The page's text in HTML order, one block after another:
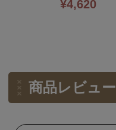
¥4,620
商品レビュー